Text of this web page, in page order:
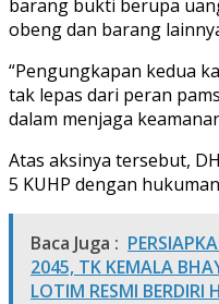
barang bukti berupa
obeng dan barang
“Pengungkapan kedua
tak lepas dari peran
dalam menjaga
Atas aksinya tersebut,
5 KUHP dengan
Baca Juga :
2045, TK KEMALA
LOTIM RESMI BERDIRI